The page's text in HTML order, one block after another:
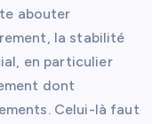
abouter
la stabilité
en particulier
dont
Celui-là faut